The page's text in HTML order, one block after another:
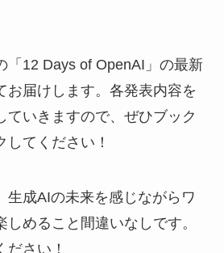
「12 Days of OpenAI」の最新
お届けします。各発表内容を
ていきますので、ぜひブック
てください！
生成AIの未来を感じながらワ
しめること間違いなしです。
さい！